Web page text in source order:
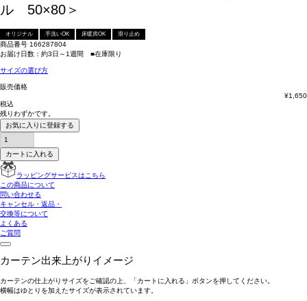
ル 50×80＞
オリジナル 手洗いOK 床暖房OK 滑り止め
商品番号 166287804
お届け日数：約3日～1週間 ■在庫限り
サイズの選び方
販売価格
¥1,650
税込
残りわずかです。
お気に入りに登録する
カートに入れる
ラッピングサービスはこちら
この商品について
問い合わせる
キャンセル・返品・
交換等について
よくある
ご質問
カーテン出来上がりイメージ
カーテンの仕上がりサイズをご確認の上、「カートに入れる」ボタンを押してください。
横幅はゆとりを加えたサイズが表示されています。